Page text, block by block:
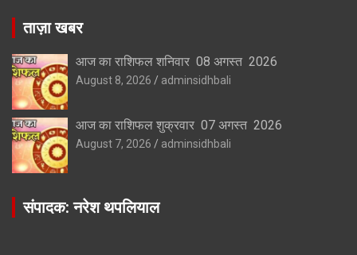
ताज़ा खबर
आज का राशिफल शनिवार 08 अगस्त 2026
August 8, 2026 adminsidhbali
आज का राशिफल शुक्रवार 07 अगस्त 2026
August 7, 2026 adminsidhbali
संपादक: नरेश थपलियाल